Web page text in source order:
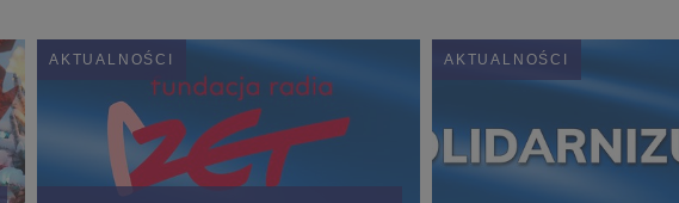
AKTUALNOŚCI AKTUALNOŚCI